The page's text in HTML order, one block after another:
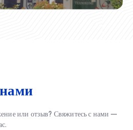
или отзыв? Свяжитесь с нами —